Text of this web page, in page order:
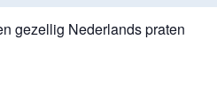
gezellig Nederlands praten